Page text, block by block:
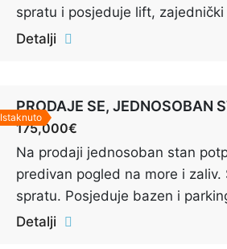
spratu i posjeduje lift,
mjesto. Potpuno je opremljen.
Detalji
Istaknuto
175,000€
Na prodaji jednosoban stan
predivan pogled na more i zaliv.
spratu. Posjeduje bazen i
Detalji